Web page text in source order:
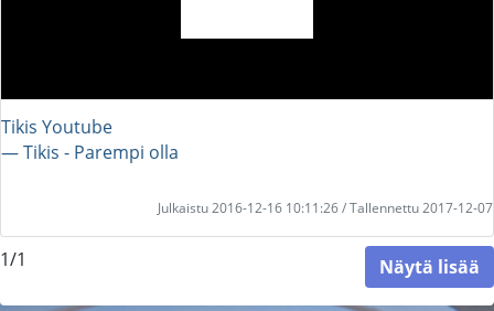
Tikis Youtube
― Tikis - Parempi olla
Julkaistu 2016-12-16 10:11:26 / Tallennettu 2017-12-07
1/1 Näytä lisää